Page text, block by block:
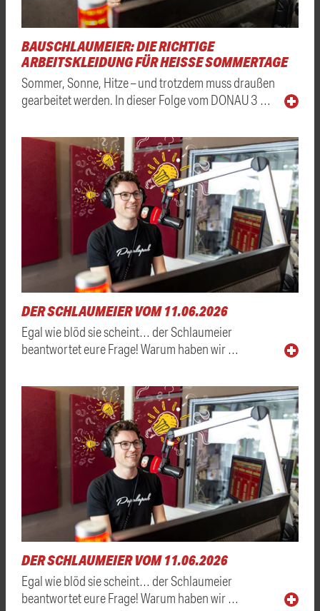
BAUSCHLAUMEIER: DIE RICHTIGE
ARBEITSKLEIDUNG FÜR HEISSE SOMMERTAGE
Sommer, Sonne, Hitze – und trotzdem muss draußen
gearbeitet werden. In dieser Folge vom DONAU 3 …
DER SCHLAUMEIER VOM 11.06.2026
Egal wie blöd sie scheint… der Schlaumeier
beantwortet eure Frage! Warum haben wir …
DER SCHLAUMEIER VOM 11.06.2026
Egal wie blöd sie scheint… der Schlaumeier
beantwortet eure Frage! Warum haben wir …